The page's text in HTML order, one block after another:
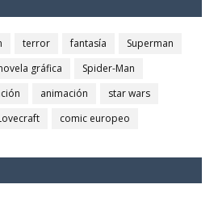
terror fantasía
Superman
gráfica
Spider-Man
animación
star wars
comic europeo